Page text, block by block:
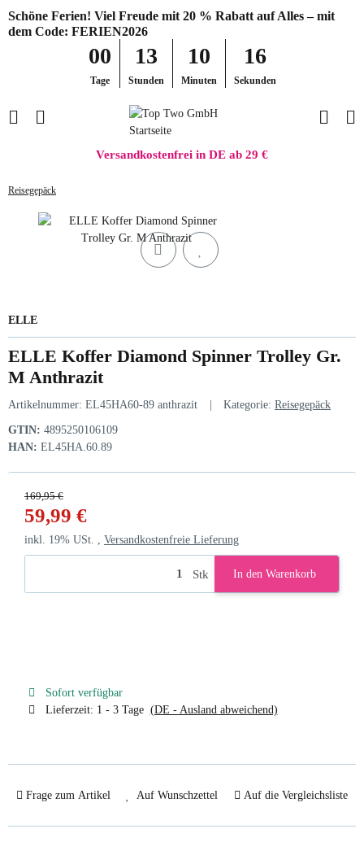
Schöne Ferien! Viel Freude mit 20 % Rabatt auf Alles – mit
dem Code: FERIEN2026
00
Tage
13
Stunden
10
Minuten
16
Sekunden
Versandkostenfrei in DE ab 29 €
Reisegepäck
ELLE
ELLE Koffer Diamond Spinner Trolley Gr.
M Anthrazit
Artikelnummer: EL45HA60-89 anthrazit Kategorie: Reisegepäck
GTIN: 4895250106109
HAN: EL45HA.60.89
169,95 €
59,99 €
inkl. 19% USt. , Versandkostenfreie Lieferung
Stk In den Warenkorb
Sofort verfügbar
Lieferzeit: 1 - 3 Tage (DE - Ausland abweichend)
Frage zum Artikel Auf Wunschzettel Auf die Vergleichsliste